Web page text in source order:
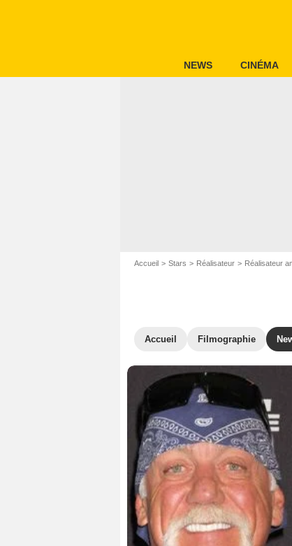
NEWS CINÉMA
Accueil Stars Réalisateur Réalisateur
Accueil Filmographie